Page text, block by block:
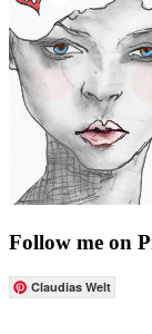
Follow me on
Claudias Welt